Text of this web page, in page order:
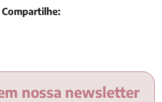
nossa newsletter